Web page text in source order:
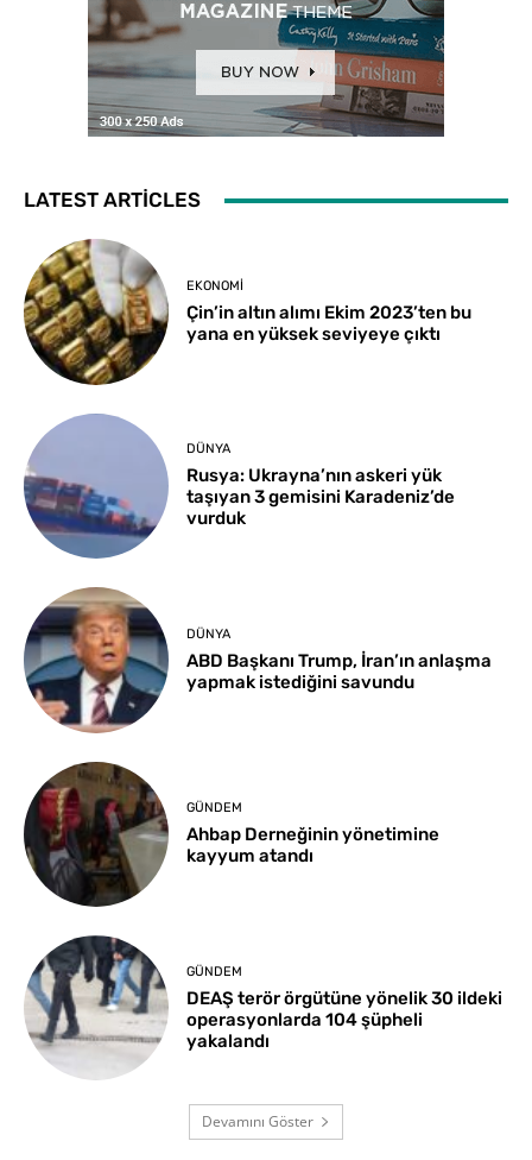
LATEST ARTICLES
EKONOMI
Çin’in altın alımı Ekim 2023’ten bu
yana en yüksek seviyeye çıktı
DÜNYA
Rusya: Ukrayna’nın askeri yük
taşıyan 3 gemisini Karadeniz’de
vurduk
DÜNYA
ABD Başkanı Trump, İran’ın anlaşma
yapmak istediğini savundu
GÜNDEM
Ahbap Derneğinin yönetimine
kayyum atandı
GÜNDEM
DEAŞ terör örgütüne yönelik 30 ildeki
operasyonlarda 104 şüpheli
yakalandı
Devamını Göster